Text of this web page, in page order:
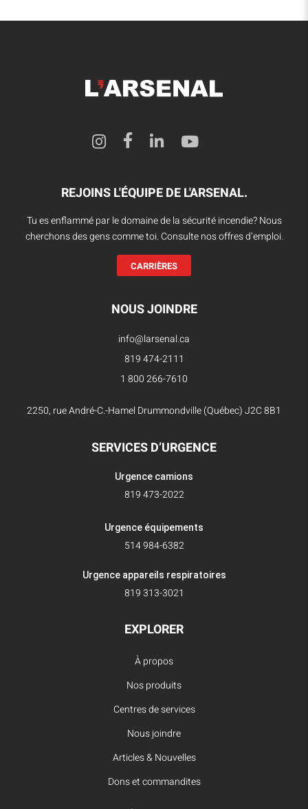
REJOINS L'ÉQUIPE DE L'ARSENAL.
Tu es enflammé par le domaine de la sécurité incendie? Nous
cherchons des gens comme toi. Consulte nos offres d’emploi.
CARRIÈRES
NOUS JOINDRE
info@larsenal.ca
819 474-2111
1 800 266-7610
2250, rue André-C.-Hamel Drummondville (Québec) J2C 8B1
SERVICES D’URGENCE
Urgence camions
819 473-2022
Urgence équipements
514 984-6382
Urgence appareils respiratoires
819 313-3021
EXPLORER
À propos
Nos produits
Centres de services
Nous joindre
Articles & Nouvelles
Dons et commandites